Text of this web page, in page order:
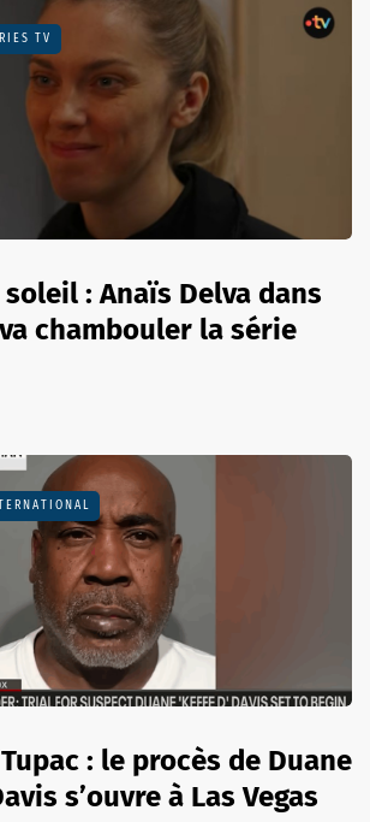
TV
: Anaïs Delva dans
chambouler la série
: le procès de Duane
s’ouvre à Las Vegas